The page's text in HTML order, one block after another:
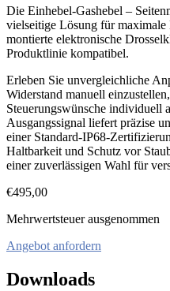
Die Einhebel-Gashebel –
vielseitige Lösung für
montierte elektronische
Produktlinie kompatibel.
Erleben Sie unvergleichliche
Widerstand manuell
Steuerungswünsche individuell
Ausgangssignal liefert präzise
einer Standard-IP68-
Haltbarkeit und Schutz vor
einer zuverlässigen Wahl für
€495,00
Mehrwertsteuer ausgenommen
Angebot anfordern
Downloads